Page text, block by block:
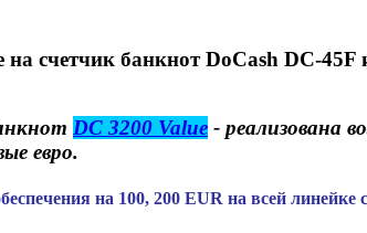
счетчик банкнот DoCash DC-45F
DC 3200 Value - реализована
евро.
на 100, 200 EUR на всей линейке